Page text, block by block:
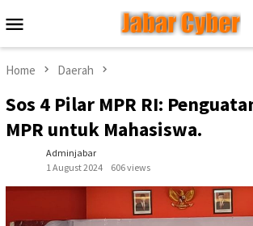
to
contentMenu
Home Daerah
Sos 4 Pilar MPR RI:
MPR untuk Mahasiswa.
Adminjabar
1 August 2024
606 views